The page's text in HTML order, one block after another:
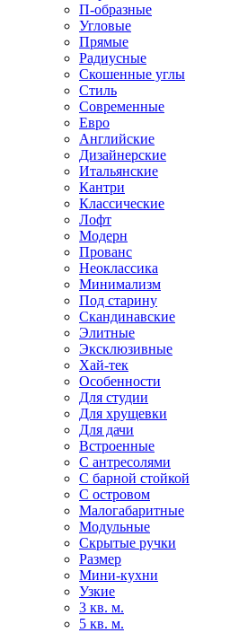
П-образные
Угловые
Прямые
Радиусные
Скошенные углы
Стиль
Современные
Евро
Английские
Дизайнерские
Итальянские
Кантри
Классические
Лофт
Модерн
Прованс
Неоклассика
Минимализм
Под старину
Скандинавские
Элитные
Эксклюзивные
Хай-тек
Особенности
Для студии
Для хрущевки
Для дачи
Встроенные
С антресолями
С барной стойкой
С островом
Малогабаритные
Модульные
Скрытые ручки
Размер
Мини-кухни
Узкие
3 кв. м.
5 кв. м.